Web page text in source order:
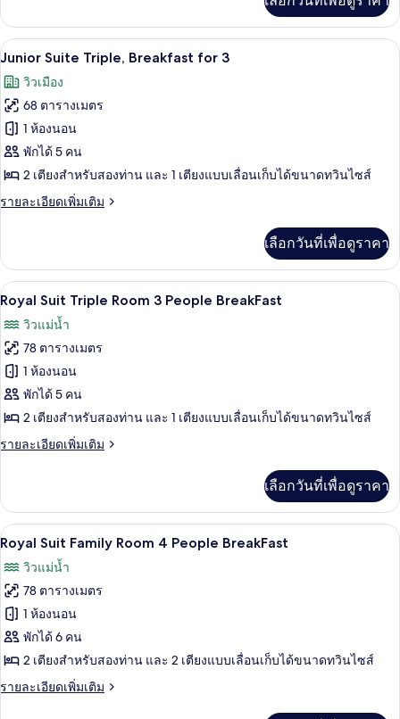
3
เกี่ยว
กับ
Premium
Triple,
Breakfast
for
3
เปิด
ภาพถ่าย
ทั้งหมด
ของ
Junior
Suite
Triple,
Breakfast
3
ตู้นิรภัยในห้องพัก, โต๊ะทำงาน, พื้นที่ท
12
Junior Suite Triple, Breakfast for 3
วิวเมือง
68 ตารางเมตร
1 ห้องนอน
พักได้ 5 คน
2 เตียงสำหรับสองท่าน และ 1 เตียงแบบเลื่อนเก็บได้ขนาดทวินไซส์
รายละเอียดเพิ่มเติม
ราย
เกี่ยว
กับ
Junior
Suite
Triple,
Breakfast
for
3
เลือกวันที่เพื่อดูราคา
เปิด
ภาพถ่าย
ทั้งหมด
ของ
Royal
Suit
Triple
Room
People
BreakFast
ตู้นิรภัยในห้องพัก, โต๊ะทำงาน, พื้นที่ท
9
Royal Suit Triple Room 3 People BreakFast
วิวแม่น้ำ
78 ตารางเมตร
1 ห้องนอน
พักได้ 5 คน
2 เตียงสำหรับสองท่าน และ 1 เตียงแบบเลื่อนเก็บได้ขนาดทวินไซส์
รายละเอียดเพิ่มเติม
ราย
เกี่ยว
กับ
Royal
Suit
Triple
Room
3
People
BreakFast
เลือกวันที่เพื่อดูราคา
เปิด
ภาพถ่าย
ทั้งหมด
ของ
Royal
Suit
Family
Room
ตู้นิรภัยในห้องพัก, โต๊ะทำงาน, พื้นที่ท
9
Royal Suit Family Room 4 People BreakFast
วิวแม่น้ำ
78 ตารางเมตร
1 ห้องนอน
พักได้ 6 คน
2 เตียงสำหรับสองท่าน และ 2 เตียงแบบเลื่อนเก็บได้ขนาดทวินไซส์
รายละเอียดเพิ่มเติม
ราย